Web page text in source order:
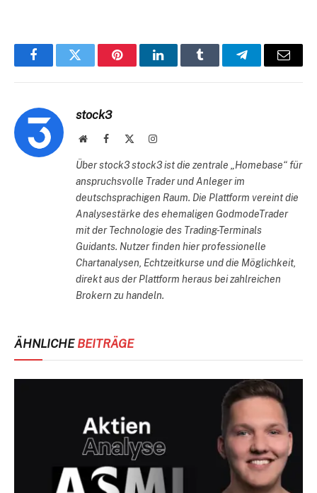
FacebookTwitter PinterestLinkedInTumblr TelegramE-
stock3
WebsiteFacebook Instagram
Über stock3 stock3 ist die zentrale „Homebase“ für
anspruchsvolle Trader und Anleger im
deutschsprachigen Raum. Die Plattform vereint die
Analysestärke des ehemaligen GodmodeTrader
mit der Technologie des Trading-Terminals
Guidants. Nutzer finden hier professionelle
Chartanalysen, Echtzeitkurse und die Möglichkeit,
direkt aus der Plattform heraus bei zahlreichen
Brokern zu handeln.
ÄHNLICHE BEITRÄGE